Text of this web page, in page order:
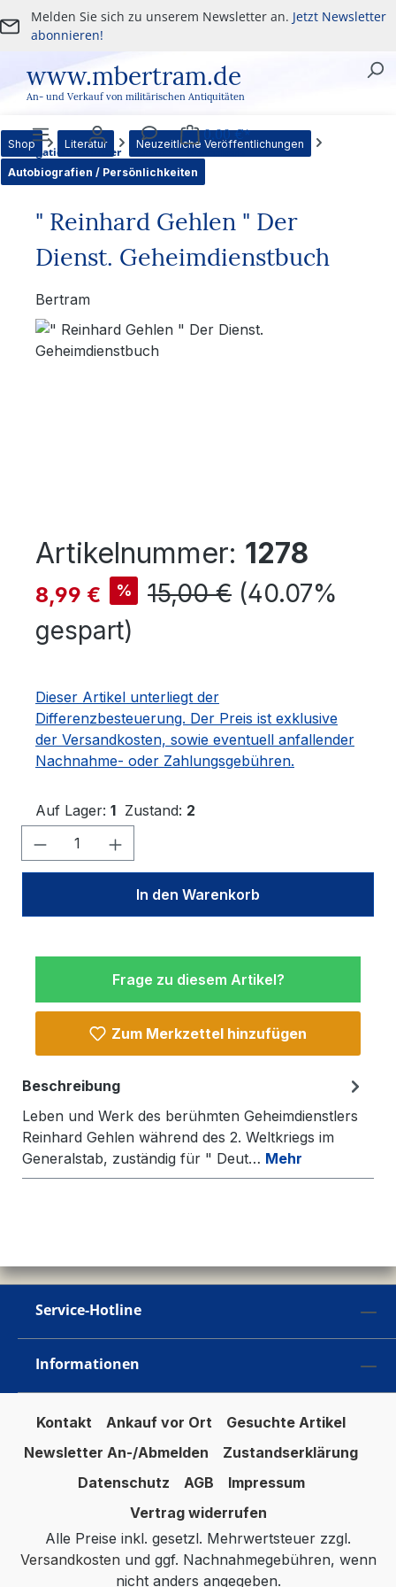
Zum Hauptinhalt springen
Melden Sie sich zu unserem Newsletter an. Jetzt Newsletter
abonnieren!
www.mbertram.de
An- und Verkauf von militärischen Antiquitäten
Navigation Benutzer Service
0,00 €*
Warenkorb
Shop Literatur Neuzeitliche Veröffentlichungen
Autobiografien / Persönlichkeiten
" Reinhard Gehlen " Der
Dienst. Geheimdienstbuch
Bertram
Bildergalerie überspringen
Artikelnummer: 1278
Verkaufspreis:
8,99 € % Regulärer Preis:
15,00 € (40.07%
gespart)
Dieser Artikel unterliegt der
Differenzbesteuerung. Der Preis ist exklusive
der Versandkosten, sowie eventuell anfallender
Nachnahme- oder Zahlungsgebühren.
Auf Lager: 1 Zustand: 2
Produkt Anzahl: Gib den
In den Warenkorb
Frage zu diesem Artikel?
Zum Merkzettel hinzufügen
Beschreibung
Leben und Werk des berühmten Geheimdienstlers
Reinhard Gehlen während des 2. Weltkriegs im
Generalstab, zuständig für " Deut… Mehr
Service-Hotline
Informationen
Kontakt Ankauf vor Ort
Gesuchte Artikel
Newsletter An-/Abmelden
Zustandserklärung
Datenschutz
AGB
Impressum
Vertrag widerrufen
Alle Preise inkl. gesetzl. Mehrwertsteuer zzgl.
Versandkosten und ggf. Nachnahmegebühren, wenn
nicht anders angegeben.